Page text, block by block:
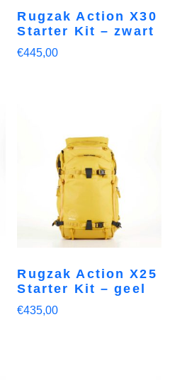
Rugzak Action X30
Starter Kit – zwart
€445,00
Rugzak Action X25
Starter Kit – geel
€435,00